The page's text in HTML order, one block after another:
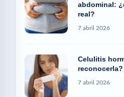
abdominal:
real?
7 abril 2026
Celulitis
reconocerla?
7 abril 2026